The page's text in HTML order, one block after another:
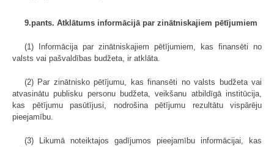
9.pants. Atklātums informācijā par zinātniskajiem pētījumiem
(1) Informācija par zinātniskajiem pētījumiem, kas finansēti no
valsts vai pašvaldības budžeta, ir atklāta.
(2) Par zinātnisko pētījumu, kas finansēti no valsts budžeta vai
atvasinātu publisku personu budžeta, veikšanu atbildīgā institūcija,
kas pētījumu pasūtījusi, nodrošina pētījumu rezultātu vispārēju
pieejamību.
(3) Likumā noteiktajos gadījumos pieejamību informācijai, kas